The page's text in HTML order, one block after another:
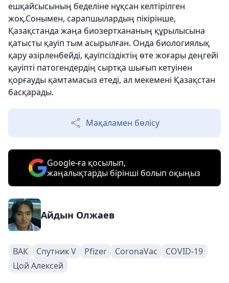
ешқайсысының беделіне нұқсан келтірілген
жоқ.Сонымен, сарапшылардың пікірінше,
Қазақстанда жаңа биозертхананың құрылысына
қатысты қауіп тым асырылған. Онда биологиялық
қару әзірленбейді, қауіпсіздіктің өте жоғары деңгейі
қауіпті патогендердің сыртқа шығып кетуінен
қорғауды қамтамасыз етеді, ал мекемені Қазақстан
басқарады.
Мақаламен бөлісу
Google-ға қосылып,
жаңалықтарды бірінші болып оқыңыз
Айдын Олжаев
ВАК Спутник V Pfizer CoronaVac
COVID-19
Цой Алексей